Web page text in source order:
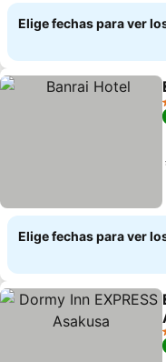
Elige fechas para ver
Elige fechas para ver